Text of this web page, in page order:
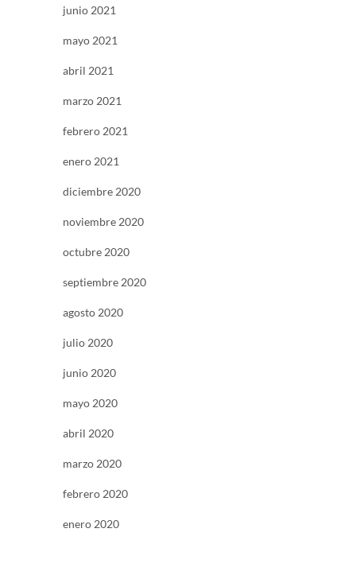
junio 2021
mayo 2021
abril 2021
marzo 2021
febrero 2021
enero 2021
diciembre 2020
noviembre 2020
octubre 2020
septiembre 2020
agosto 2020
julio 2020
junio 2020
mayo 2020
abril 2020
marzo 2020
febrero 2020
enero 2020